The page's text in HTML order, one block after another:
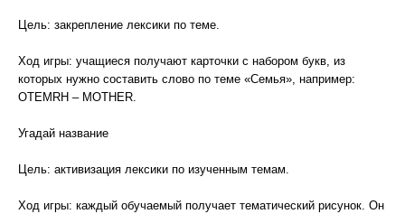
Цель: закрепление лексики по теме.
Ход игры: учащиеся получают карточки с набором букв, из
которых нужно составить слово по теме «Семья», например:
OTEMRH – MOTHER.
Угадай название
Цель: активизация лексики по изученным темам.
Ход игры: каждый обучаемый получает тематический рисунок. Он